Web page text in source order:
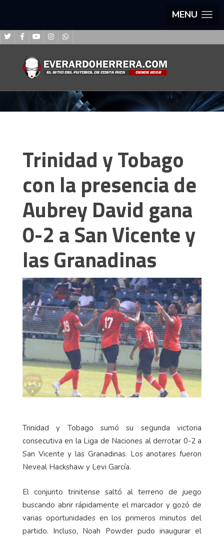
MENU
Trinidad y Tobago
con la presencia de
Aubrey David gana
0-2 a San Vicente y
las Granadinas
Trinidad y Tobago sumó su segunda victoria
consecutiva en la Liga de Naciones al derrotar 0-2 a
San Vicente y las Granadinas. Los anotares fueron
Neveal Hackshaw y Levi García.
El conjunto trinitense saltó al terreno de juego
buscando abrir rápidamente el marcador y gozó de
varias oportunidades en los primeros minutos del
partido. Incluso, Noah Powder pudo inaugurar el